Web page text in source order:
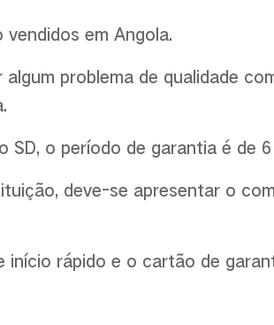
em Angola.
problema de qualidade
o período de garantia é de
deve-se apresentar o
início rápido e o cartão de